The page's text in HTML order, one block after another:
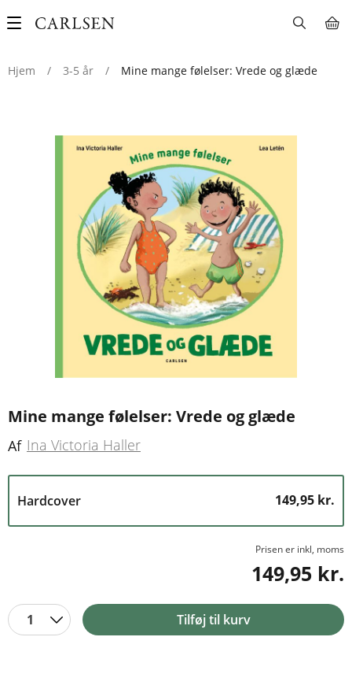
Main
Hjem
/ 3-5 år / Mine mange følelser: Vrede og glæde
Mine mange følelser: Vrede og glæde
Af Ina Victoria Haller
Hardcover 149,95 kr.
Prisen er inkl, moms
149,95 kr.
1 Tilføj til kurv